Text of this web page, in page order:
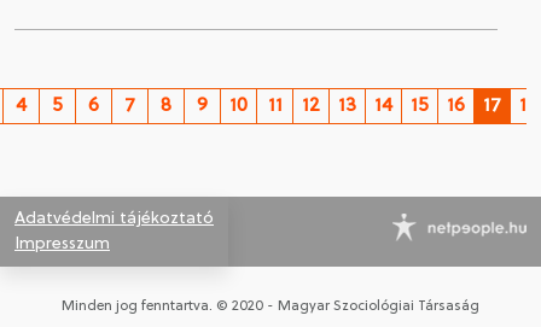
4 5 6 7 8 9 10 11 12 13 14 15 16 17 18
Adatvédelmi tájékoztató
Impresszum
Minden jog fenntartva. © 2020 - Magyar Szociológiai Társaság